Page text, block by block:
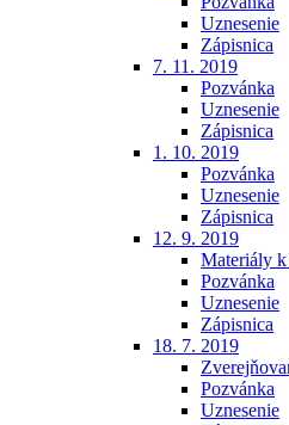
Uznesenie
Zápisnica
7. 11. 2019
Pozvánka
Uznesenie
Zápisnica
1. 10. 2019
Pozvánka
Uznesenie
Zápisnica
12. 9. 2019
Materiály k
Pozvánka
Uznesenie
Zápisnica
18. 7. 2019
Pozvánka
Uznesenie